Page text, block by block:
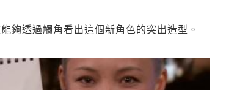
夠透過觸角看出這個新角色的突出造型。